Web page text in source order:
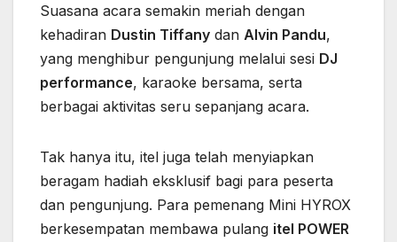
Suasana acara semakin meriah dengan
kehadiran Dustin Tiffany dan Alvin Pandu,
yang menghibur pengunjung melalui sesi DJ
performance, karaoke bersama, serta
berbagai aktivitas seru sepanjang acara.
Tak hanya itu, itel juga telah menyiapkan
beragam hadiah eksklusif bagi para peserta
dan pengunjung. Para pemenang Mini HYROX
berkesempatan membawa pulang itel POWER